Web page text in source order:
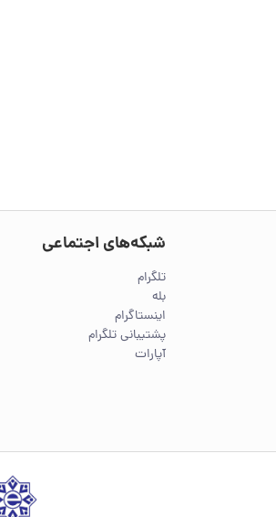
شبکه‌های اجتماعی
تلگرام
بله
اینستاگرام
پشتیبانی تلگرام
آپارات